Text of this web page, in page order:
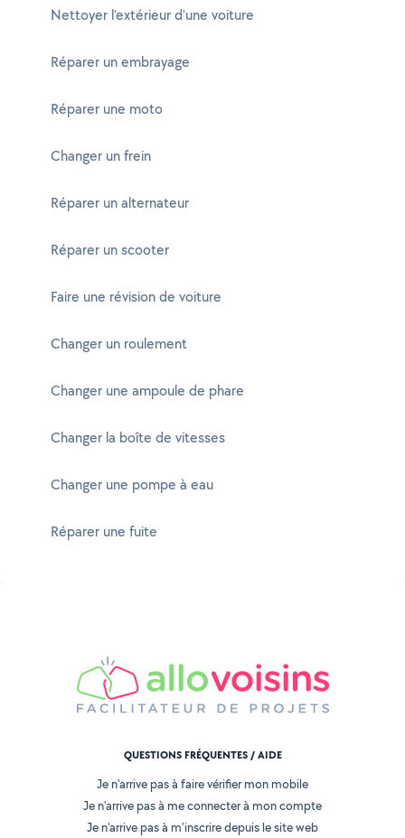
Nettoyer l'extérieur d'une voiture
Réparer un embrayage
Réparer une moto
Changer un frein
Réparer un alternateur
Réparer un scooter
Faire une révision de voiture
Changer un roulement
Changer une ampoule de phare
Changer la boîte de vitesses
Changer une pompe à eau
Réparer une fuite
QUESTIONS FRÉQUENTES / AIDE
Je n'arrive pas à faire vérifier mon mobile
Je n'arrive pas à me connecter à mon compte
Je n'arrive pas à m'inscrire depuis le site web